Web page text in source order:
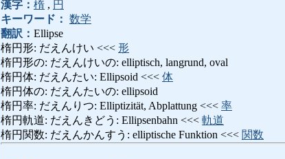
漢字： 楕 , 円
キーワード： 数学
翻訳： Ellipse
楕円形: だえんけい <<< 形
楕円形の: だえんけいの: elliptisch, langrund, oval
楕円体: だえんたい: Ellipsoid <<< 体
楕円体の: だえんたいの: ellipsoid
楕円率: だえんりつ: Elliptizität, Abplattung <<< 率
楕円軌道: だえんきどう: Ellipsenbahn <<< 軌道
楕円関数: だえんかんすう: elliptische Funktion <<< 関数